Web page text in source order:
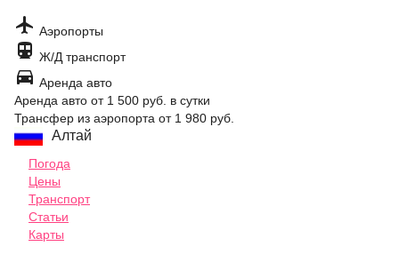
 Аэропорты
 Ж/Д транспорт
 Аренда авто
Аренда авто от 1 500 руб. в сутки
Трансфер из аэропорта от 1 980 руб.
Алтай
Погода
Цены
Транспорт
Статьи
Карты